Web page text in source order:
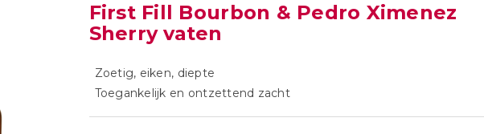
First Fill Bourbon & Pedro Ximenez
Sherry vaten
Zoetig, eiken, diepte
Toegankelijk en ontzettend zacht